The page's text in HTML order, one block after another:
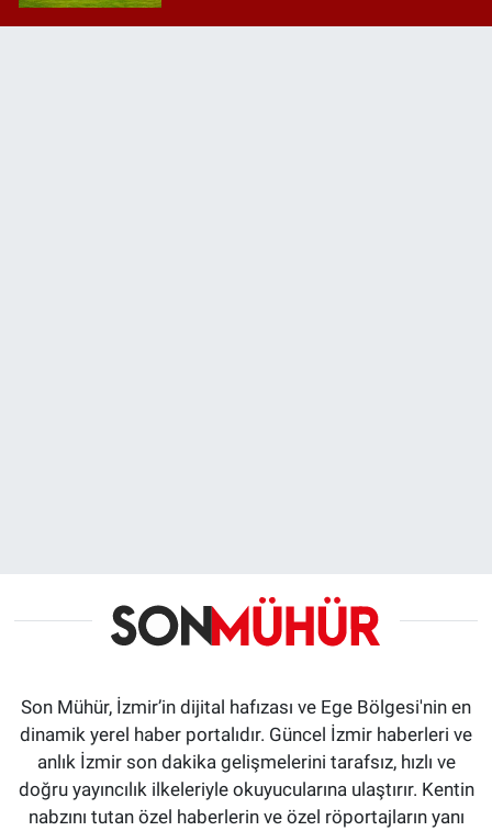
Son Mühür, İzmir’in dijital hafızası ve Ege Bölgesi'nin en
dinamik yerel haber portalıdır. Güncel İzmir haberleri ve
anlık İzmir son dakika gelişmelerini tarafsız, hızlı ve
doğru yayıncılık ilkeleriyle okuyucularına ulaştırır. Kentin
nabzını tutan özel haberlerin ve özel röportajların yanı